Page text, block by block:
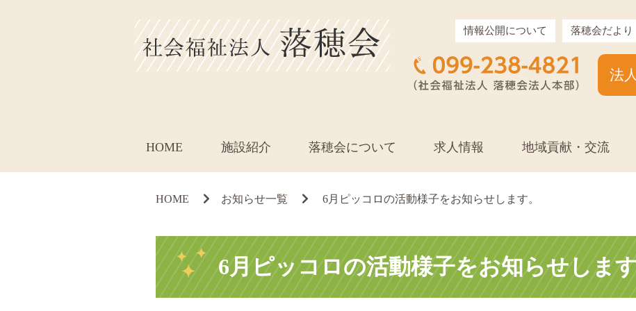
情報公開について 落穂会だより
法
HOME 施設紹介 落穂会について 求人情報 地域貢献・交流
HOME お知らせ一覧 6月ピッコロの活動様子をお知らせします。
6月ピッコロの活動様子をお知らせしま